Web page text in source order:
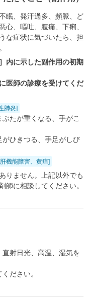
眠、発汗過多、頻脈、ど
心、嘔吐、腹痛、下痢、
な症状に気づいたら、担
内に示した副作用の初期
医師の診療を受けてくだ
肺炎]
たが重くなる、手がこ
ひきつる、手足がしび
機能障害、黄疸]
りません。上記以外でも
師に相談してください。
射日光、高温、湿気を
ださい。